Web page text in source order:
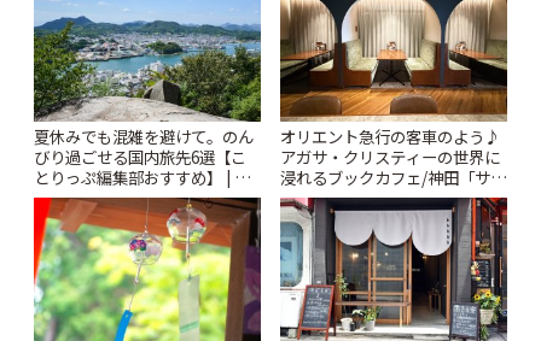
夏休みでも混雑を避けて。のん
びり過ごせる国内旅先6選【こ
とりっぷ編集部おすすめ】 | こ
とりっぷ
オリエント急行の客車のよう♪
アガサ・クリスティーの世界に
浸れるブックカフェ/神田「サロ
ンクリスティ」 | ことりっぷ